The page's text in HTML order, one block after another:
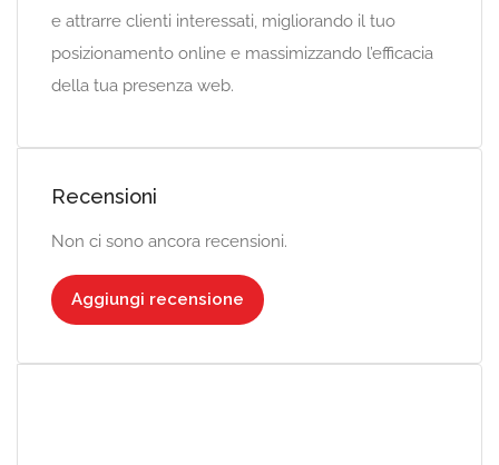
e attrarre clienti interessati, migliorando il tuo
posizionamento online e massimizzando l’efficacia
della tua presenza web.
Recensioni
Non ci sono ancora recensioni.
Aggiungi recensione